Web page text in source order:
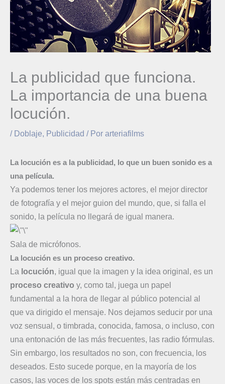
La publicidad que funciona.
La importancia de una buena
locución.
/ Doblaje, Publicidad / Por arteriafilms
La locución es a la publicidad, lo que un buen sonido es a
una película.
Ya podemos tener los mejores actores, el mejor director
de fotografía y el mejor guion del mundo, que, si falla el
sonido, la película no llegará de igual manera.
Sala de micrófonos.
La locución es un proceso creativo.
La locución, igual que la imagen y la idea original, es un
proceso creativo y, como tal, juega un papel
fundamental a la hora de llegar al público potencial al
que va dirigido el mensaje. Nos dejamos seducir por una
voz sensual, o timbrada, conocida, famosa, o incluso, con
una entonación de las más frecuentes, las radio fórmulas.
Sin embargo, los resultados no son, con frecuencia, los
deseados. Esto sucede porque, en la mayoría de los
casos, las voces de los spots están más centradas en